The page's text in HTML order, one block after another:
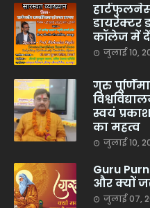
डायरेक्टर
कॉलेज में
जुलाई 10,
गुरु
स्वयं
का महत्व
जुलाई 10,
Guru
और क्यों
जुलाई 07,